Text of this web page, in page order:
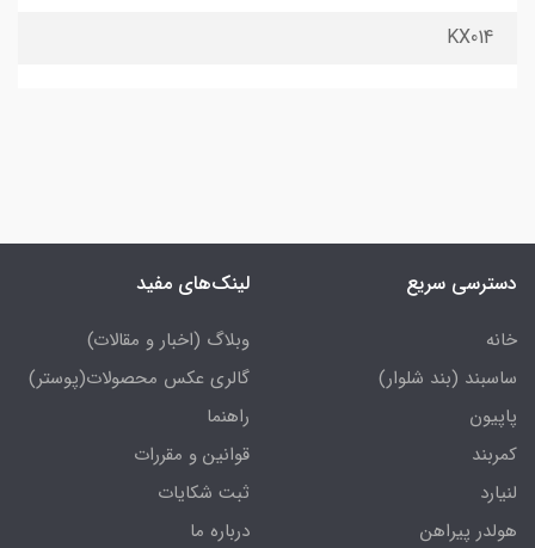
KX014
دسترسی سریع
خانه
ساسبند (بند شلوار)
پاپیون
کمربند
لنیارد
هولدر پیراهن
لینک‌های مفید
وبلاگ (اخبار و مقالات)
گالری عکس محصولات(پوستر)
راهنما
قوانین و مقررات
ثبت شکایات
درباره ما